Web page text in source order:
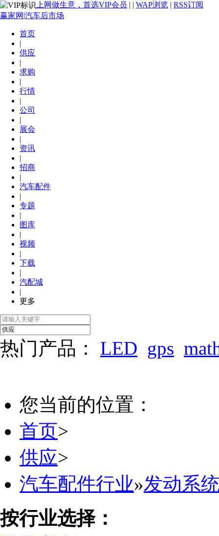
上网做生意，首选VIP会员 | | WAP浏览 | RSS订阅
赢家网|汽车后市场
首页
|
供应
|
求购
|
行情
|
公司
|
展会
|
资讯
|
招商
|
汽车配件
|
专题
|
图库
|
视频
|
下载
|
汽配城
|
更多
热门产品： LED gps
您当前的位置：
首页>
供应>
汽车配件行业»发动系
按行业选择：